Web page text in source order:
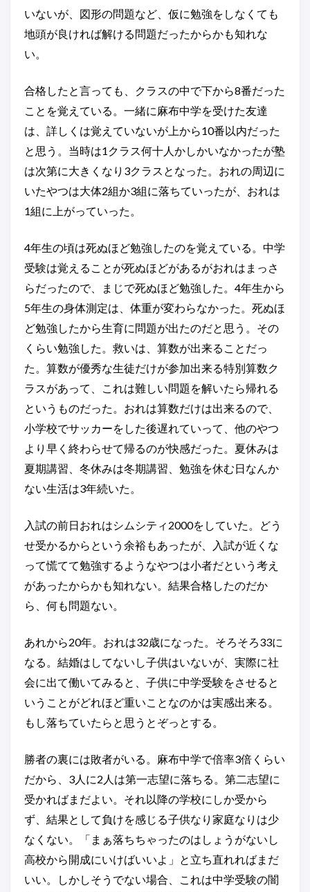
いないが、図形の問題など、仮に勉強をしなくても
地頭が良ければ解ける問題だったからかも知れな
い。
合格したと言っても、クラスの中で下から8番だった
ことを覚えている。一緒に麻布中学を受けた友達
は、詳しくは覚えていないが上から10番以内だった
と思う。当時は1クラス何十人かしかいなかったが塾
は次第に大きくなり3クラスとなった。おれの周辺に
いたやつは大体2組か3組に落ちていったが、おれは
1組に上がっていった。
4年生の頃は死ぬほど勉強したのを覚えている。中学
受験は覚えることが死ぬほどがあるがおれはまっさ
らだったので、まじで死ぬほど勉強した。4年生から
5年生の身体測定は、体重が変わらなかった。死ぬほ
ど勉強したから生育に問題が出たのだと思う。その
くらい勉強した。救いは、算数が出来ることだっ
た。算数が優秀な生徒だけが参加出来る特別算数ク
ラスがあって、これは難しい問題を解いたら帰れる
というものだった。おれは算数だけは出来るので、
小学校でサッカーをした後遅れていって、他のやつ
より早く終わらせて帰るのが快感だった。夏休みは
夏期講習、冬休みは冬期講習、勉強を休む日なんか
ない生活は3年続いた。
入試の前日おれはシムシティ2000をしていた。どう
せ受かるからという余裕もあったが、入試が近くな
って慌てて勉強するようなやつは小者だという考え
があったからかも知れない。結果合格したのだか
ら、何も問題ない。
あれから20年。おれは32歳になった。そろそろ33に
なる。結婚はしてないし子供はいないが、実際に社
会に出て働いてみると、子供に中学受験をさせると
いうことがどれほど重いことなのかは実感出来る。
もし落ちていたらと思うとぞっとする。
勝者の裏には敗者がいる。麻布中学で倍率3倍くらい
だから、3人に2人は第一志望に落ちる。第二志望に
受かればまだよい。それ以降の学校にしか受から
ず、結果として負けを感じる子供なり家庭なりは少
なくない。「まぁ落ちちゃったのはしょうがないし
高校から開成にいけばいいよ」と立ち直れればまだ
いい。しかしそうでない場合、これは中学受験の闇